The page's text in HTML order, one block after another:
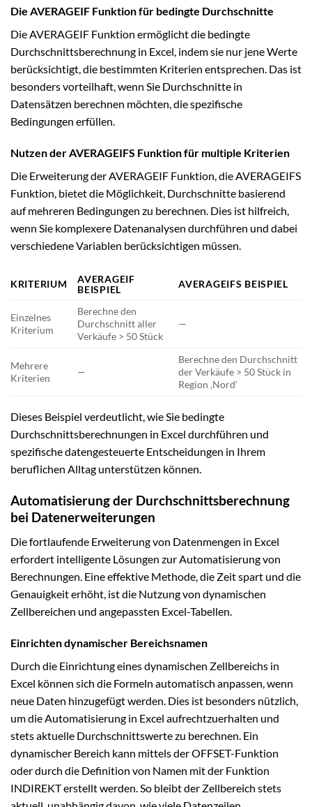
Die AVERAGEIF Funktion für bedingte Durchschnitte
Die AVERAGEIF Funktion ermöglicht die bedingte
Durchschnittsberechnung in Excel, indem sie nur jene Werte
berücksichtigt, die bestimmten Kriterien entsprechen. Das ist
besonders vorteilhaft, wenn Sie Durchschnitte in
Datensätzen berechnen möchten, die spezifische
Bedingungen erfüllen.
Nutzen der AVERAGEIFS Funktion für multiple Kriterien
Die Erweiterung der AVERAGEIF Funktion, die AVERAGEIFS
Funktion, bietet die Möglichkeit, Durchschnitte basierend
auf mehreren Bedingungen zu berechnen. Dies ist hilfreich,
wenn Sie komplexere Datenanalysen durchführen und dabei
verschiedene Variablen berücksichtigen müssen.
KRITERIUM
AVERAGEIF
BEISPIEL
AVERAGEIFS BEISPIEL
Einzelnes
Kriterium
Berechne den
Durchschnitt aller
Verkäufe > 50 Stück
—
Mehrere
Kriterien
—
Berechne den Durchschnitt
der Verkäufe > 50 Stück in
Region ‚Nord‘
Dieses Beispiel verdeutlicht, wie Sie bedingte
Durchschnittsberechnungen in Excel durchführen und
spezifische datengesteuerte Entscheidungen in Ihrem
beruflichen Alltag unterstützen können.
Automatisierung der Durchschnittsberechnung
bei Datenerweiterungen
Die fortlaufende Erweiterung von Datenmengen in Excel
erfordert intelligente Lösungen zur Automatisierung von
Berechnungen. Eine effektive Methode, die Zeit spart und die
Genauigkeit erhöht, ist die Nutzung von dynamischen
Zellbereichen und angepassten Excel-Tabellen.
Einrichten dynamischer Bereichsnamen
Durch die Einrichtung eines dynamischen Zellbereichs in
Excel können sich die Formeln automatisch anpassen, wenn
neue Daten hinzugefügt werden. Dies ist besonders nützlich,
um die Automatisierung in Excel aufrechtzuerhalten und
stets aktuelle Durchschnittswerte zu berechnen. Ein
dynamischer Bereich kann mittels der OFFSET-Funktion
oder durch die Definition von Namen mit der Funktion
INDIREKT erstellt werden. So bleibt der Zellbereich stets